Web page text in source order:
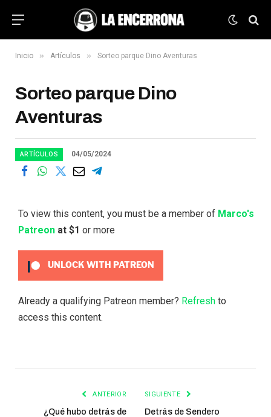
Inicio » Artículos » Sorteo parque Dino Aventuras
Sorteo parque Dino
Aventuras
ARTÍCULOS 04/05/2024
To view this content, you must be a member of Marco's
Patreon at $1 or more
UNLOCK WITH PATREON
Already a qualifying Patreon member? Refresh to
access this content.
ANTERIOR
¿Qué hubo detrás de
SIGUIENTE
Detrás de Sendero